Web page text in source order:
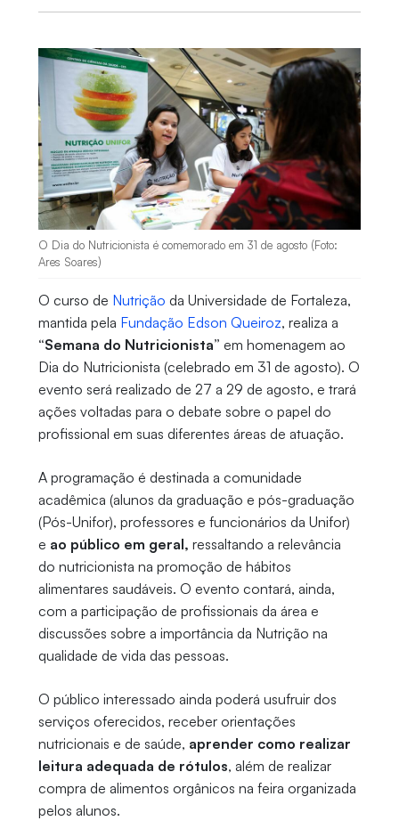
O Dia do Nutricionista é comemorado em 31 de agosto (Foto:
Ares Soares)
O curso de Nutrição da Universidade de Fortaleza,
mantida pela Fundação Edson Queiroz, realiza a
“Semana do Nutricionista” em homenagem ao
Dia do Nutricionista (celebrado em 31 de agosto). O
evento será realizado de 27 a 29 de agosto, e trará
ações voltadas para o debate sobre o papel do
profissional em suas diferentes áreas de atuação.
A programação é destinada a comunidade
acadêmica (alunos da graduação e pós-graduação
(Pós-Unifor), professores e funcionários da Unifor)
e ao público em geral, ressaltando a relevância
do nutricionista na promoção de hábitos
alimentares saudáveis. O evento contará, ainda,
com a participação de profissionais da área e
discussões sobre a importância da Nutrição na
qualidade de vida das pessoas.
O público interessado ainda poderá usufruir dos
serviços oferecidos, receber orientações
nutricionais e de saúde, aprender como realizar
leitura adequada de rótulos, além de realizar
compra de alimentos orgânicos na feira organizada
pelos alunos.